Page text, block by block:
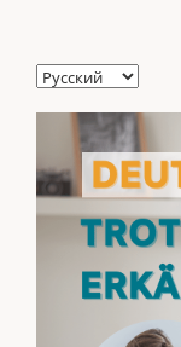
Выбрать